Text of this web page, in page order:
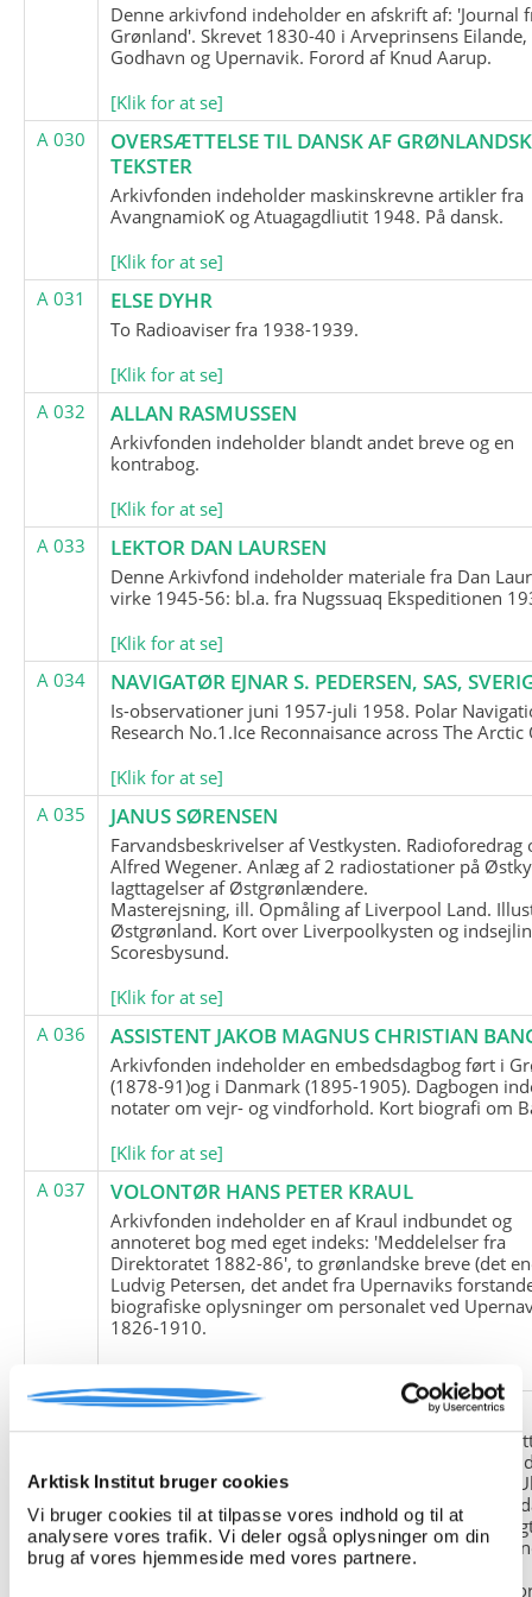
Arktisk Institut bruger cookies
Vi bruger cookies til at tilpasse vores indhold og til at
analysere vores trafik. Vi deler også oplysninger om din
brug af vores hjemmeside med vores partnere.
Denne arkivfond indeholder en afskrift af: 'Journal
Grønland'. Skrevet 1830-40 i Arveprinsens Eilande,
Godhavn og Upernavik. Forord af Knud Aarup.
[Klik for at se]
A 030
OVERSÆTTELSE TIL DANSK AF
TEKSTER
Arkivfonden indeholder maskinskrevne artikler fra
AvangnamioK og Atuagagdliutit 1948. På dansk.
[Klik for at se]
A 031
ELSE DYHR
To Radioaviser fra 1938-1939.
[Klik for at se]
A 032
ALLAN RASMUSSEN
Arkivfonden indeholder blandt andet breve og en
kontrabog.
[Klik for at se]
A 033
LEKTOR DAN LAURSEN
Denne Arkivfond indeholder materiale fra Dan
virke 1945-56: bl.a. fra Nugssuaq Ekspeditionen
[Klik for at se]
A 034
NAVIGATØR EJNAR S. PEDERSEN, SAS,
Is-observationer juni 1957-juli 1958. Polar
Research No.1.Ice Reconnaisance across The Arctic
[Klik for at se]
A 035
JANUS SØRENSEN
Farvandsbeskrivelser af Vestkysten. Radioforedrag
Alfred Wegener. Anlæg af 2 radiostationer på
Iagttagelser af Østgrønlændere.
Masterejsning, ill. Opmåling af Liverpool Land.
Østgrønland. Kort over Liverpoolkysten og
Scoresbysund.
[Klik for at se]
A 036
ASSISTENT JAKOB MAGNUS CHRISTIAN
Arkivfonden indeholder en embedsdagbog ført i
(1878-91)og i Danmark (1895-1905). Dagbogen
notater om vejr- og vindforhold. Kort biografi om
[Klik for at se]
A 037
VOLONTØR HANS PETER KRAUL
Arkivfonden indeholder en af Kraul indbundet og
annoteret bog med eget indeks: 'Meddelelser fra
Direktoratet 1882-86', to grønlandske breve (det
Ludvig Petersen, det andet fra Upernaviks
biografiske oplysninger om personalet ved
1826-1910.
A 038
FRIEDRICH LITTMANN
Denne arkivfond indeholder en kopi af Friedrich
upublicerede erindringer. Originalen befinder sig i
tyske historiker Franz Selingers privatarkiv i byen
Tyskland. Friedrich Littmann var en af de tyske
der var med i vejrstationen "Holzauge" i Hansa
Nordøstgrønland under Anden Verdenskrig.
"Holzauge" blev opdaget af Nordøstgrønlands
Slædepatrulje med Eli Knudsen som medlem og